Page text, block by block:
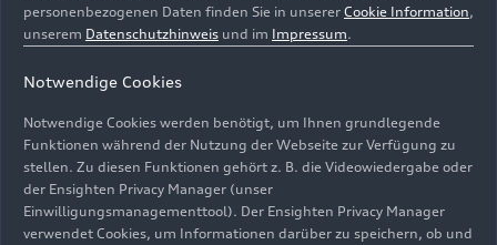
im HoP ist gleichermaßen geprägt von Kunst und
Hightech.
Neben dem Erlebnischarakter soll das HoP auch
für effizienten Kundenservice stehen und
sinnbildlich die Qualität und Kundennähe von
SAIC Audi in allen Phasen des Kundenlebenszyklus
demonstrieren. Ein wichtiger Baustein ist die seit
April 2021 erhältliche App, über die Kund_innen
personenbezogenen Daten finden Sie in unserer Cookie Information,
unserem Datenschutzhinweis und im Impressum.
Notwendige Cookies
Notwendige Cookies werden benötigt, um Ihnen grundlegende
Funktionen während der Nutzung der Webseite zur Verfügung zu
stellen. Zu diesen Funktionen gehört z. B. die Videowiedergabe oder
der Ensighten Privacy Manager (unser
Einwilligungsmanagementtool). Der Ensighten Privacy Manager
verwendet Cookies, um Informationen darüber zu speichern, ob und